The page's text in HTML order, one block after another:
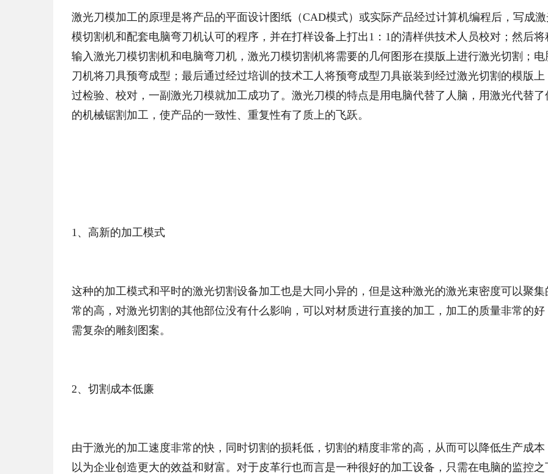
激光刀模加工的原理是将产品的平面设计图纸（CAD模式）或实际产品经过计算机编程后，写成激
模切割机和配套电脑弯刀机认可的程序，并在打样设备上打出1：1的清样供技术人员校对；然后将
输入激光刀模切割机和电脑弯刀机，激光刀模切割机将需要的几何图形在摸版上进行激光切割；电
刀机将刀具预弯成型；最后通过经过培训的技术工人将预弯成型刀具嵌装到经过激光切割的模版上
过检验、校对，一副激光刀模就加工成功了。激光刀模的特点是用电脑代替了人脑，用激光代替了
的机械锯割加工，使产品的一致性、重复性有了质上的飞跃。
1、高新的加工模式
这种的加工模式和平时的激光切割设备加工也是大同小异的，但是这种激光的激光束密度可以聚集
常的高，对激光切割的其他部位没有什么影响，可以对材质进行直接的加工，加工的质量非常的好
需复杂的雕刻图案。
2、切割成本低廉
由于激光的加工速度非常的快，同时切割的损耗低，切割的精度非常的高，从而可以降低生产成本
以为企业创造更大的效益和财富。对于皮革行也而言是一种很好的加工设备，只需在电脑的监控之